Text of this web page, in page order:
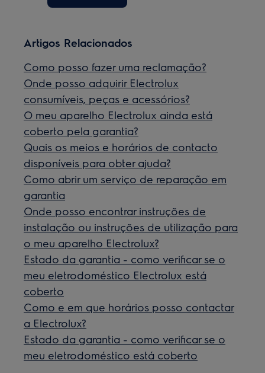
Artigos Relacionados
Como posso fazer uma reclamação?
Onde posso adquirir Electrolux
consumíveis, peças e acessórios?
O meu aparelho Electrolux ainda está
coberto pela garantia?
Quais os meios e horários de contacto
disponíveis para obter ajuda?
Como abrir um serviço de reparação em
garantia
Onde posso encontrar instruções de
instalação ou instruções de utilização para
o meu aparelho Electrolux?
Estado da garantia - como verificar se o
meu eletrodoméstico Electrolux está
coberto
Como e em que horários posso contactar
a Electrolux?
Estado da garantia - como verificar se o
meu eletrodoméstico está coberto